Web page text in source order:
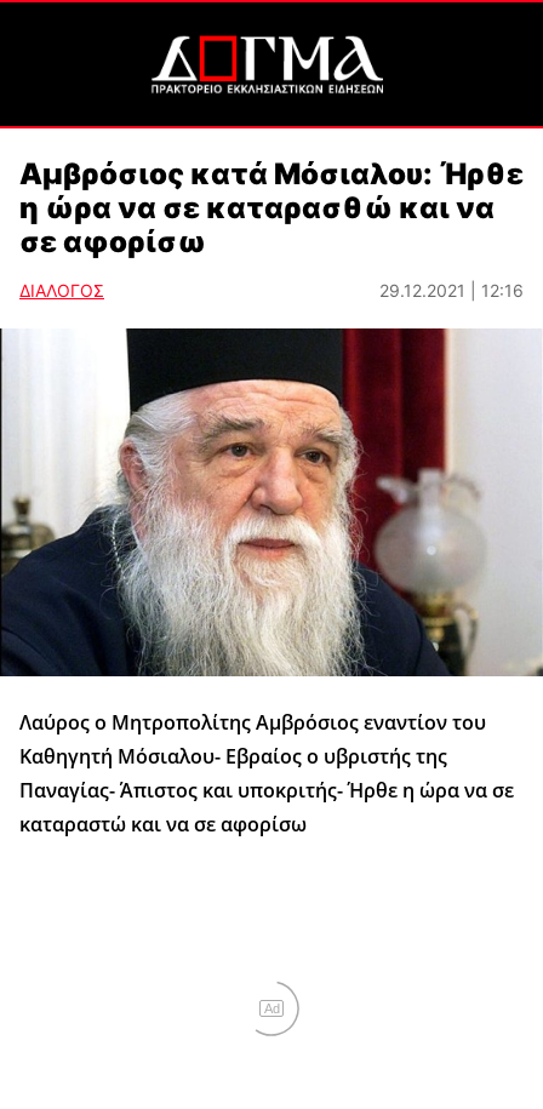
Αμβρόσιος κατά Μόσιαλου: Ήρθε
η ώρα να σε καταρασθώ και να
σε αφορίσω
ΔΙΑΛΟΓΟΣ 29.12.2021 | 12:16
Λαύρος ο Μητροπολίτης Αμβρόσιος εναντίον του
Καθηγητή Μόσιαλου- Εβραίος ο υβριστής της
Παναγίας- Άπιστος και υποκριτής- Ήρθε η ώρα να σε
καταραστώ και να σε αφορίσω
Ad